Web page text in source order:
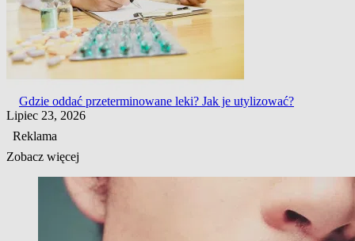
Gdzie oddać przeterminowane leki? Jak je utylizować?
Lipiec 23, 2026
Reklama
Zobacz więcej